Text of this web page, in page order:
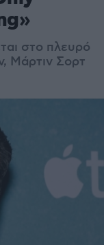
στο πλευρό
Μάρτιν Σορτ